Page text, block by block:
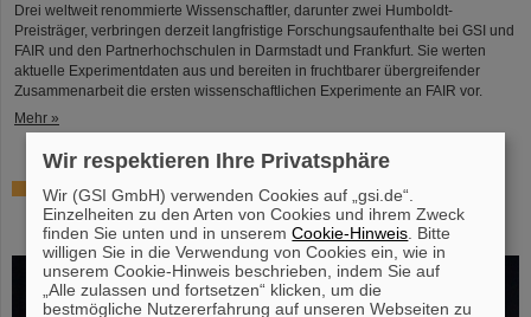
Drei weltweit renommierte Wissenschaftler, darunter zwei Humboldt-
Preisträger, verbringen derzeit langfristige Forschungsaufenthalte bei GSI und
FAIR und den Partnerhochschulen in Darmstadt und Frankfurt. Sie werten
aktuelle Experimentdaten aus und bereiten in fruchtbarer übergreifender
Zusammenarbeit die ersten wissenschaftlichen Experimente an FAIR vor.
Mehr »
Hohe Auszeichnung für Professor Marco Durante:
Kaplan-Preis für herausragende Leistungen in der
Strahlenforschung
Wir respektieren Ihre Privatsphäre
Wir (GSI GmbH) verwenden Cookies auf „gsi.de“.
Einzelheiten zu den Arten von Cookies und ihrem Zweck
finden Sie unten und in unseremCookie-Hinweis . Bitte
willigen Sie in die Verwendung von Cookies ein, wie in
unserem Cookie-Hinweis beschrieben, indem Sie auf
„Alle zulassen und fortsetzen“ klicken, um die
bestmögliche Nutzererfahrung auf unseren Webseiten zu